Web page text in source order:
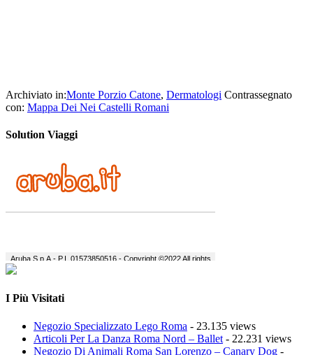
Archiviato in:Monte Porzio Catone, Dermatologi Contrassegnato
con: Mappa Dei Nei Castelli Romani
Solution Viaggi
I Più Visitati
Negozio Specializzato Lego Roma - 23.135 views
Articoli Per La Danza Roma Nord – Ballet - 22.231 views
Negozio Di Animali Roma San Lorenzo – Canary Dog -